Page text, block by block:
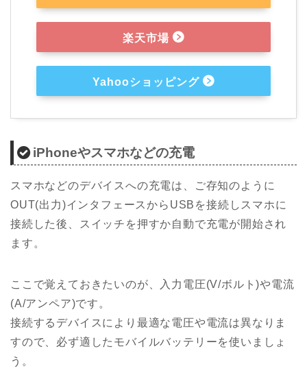
楽天市場
Yahooショッピング
iPhoneやスマホなどの充電
スマホなどのデバイスへの充電は、ご存知のように
OUT(出力)インタフェースからUSBを接続しスマホに
接続した後、スイッチを押すか自動で充電が開始され
ます。
ここで覚えておきたいのが、入力電圧(V/ボルト)や電流
(A/アンペア)です。
接続するデバイスにより最適な電圧や電流は異なりま
すので、必ず適したモバイルバッテリーを使いましょ
う。